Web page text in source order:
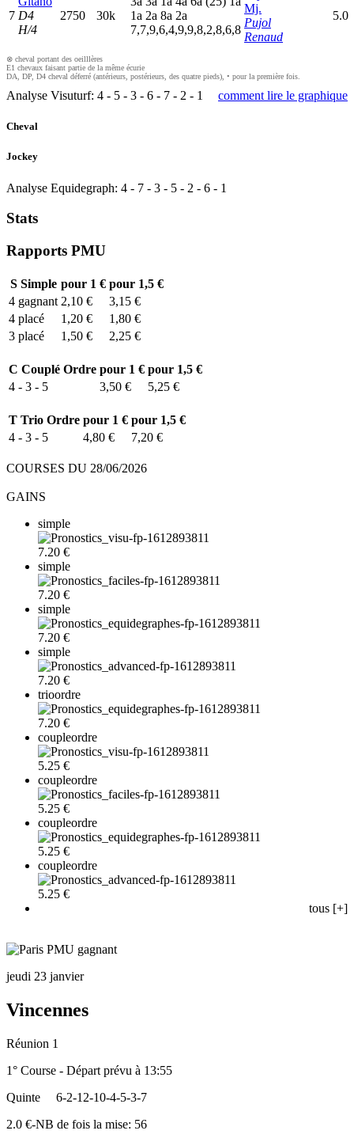
7 D4
H/4
2750 30k
1a 2a 8a 2a
7,7,9,6,4,9,9,8,2,8,6,8
Mj.
Pujol
Renaud
5.0
⊗ cheval portant des oeilllères
E1 chevaux faisant partie de la même écurie
DA, DP, D4 cheval déferré (antérieurs, postérieurs, des quatre pieds), • pour la première fois.
Analyse Visuturf: 4 - 5 - 3 - 6 - 7 - 2 - 1 comment lire le graphique
Cheval
Jockey
Analyse Equidegraph: 4 - 7 - 3 - 5 - 2 - 6 - 1
Stats
Rapports PMU
SSimple pour 1 € pour 1,5 €
4 gagnant 2,10 €
3,15 €
4 placé 1,20 €
1,80 €
3 placé 1,50 € 2,25 €
C Couplé Ordre pour 1 € pour 1,5 €
4 - 3 - 5
3,50 € 5,25 €
T Trio Ordre pour 1 € pour 1,5 €
4 - 3 - 5
4,80 € 7,20 €
COURSES DU 28/06/2026
GAINS
simple
7.20 €
simple
7.20 €
simple
7.20 €
simple
7.20 €
trioordre
7.20 €
coupleordre
5.25 €
coupleordre
5.25 €
coupleordre
5.25 €
coupleordre
5.25 €
tous [+]
jeudi 23 janvier
Vincennes
Réunion 1
1° Course - Départ prévu à 13:55
Quinte
6-2-12-10-4-5-3-7
2.0 €-NB de fois la mise: 56